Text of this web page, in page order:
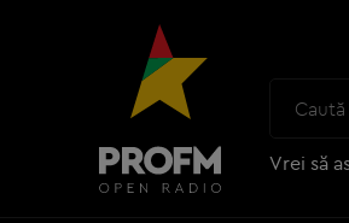
Vrei să